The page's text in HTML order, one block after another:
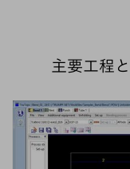
主要工程